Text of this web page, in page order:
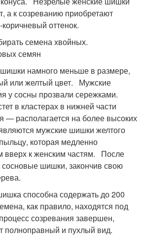
а к созреванию приобретают
оттенок.
намного меньше в размере,
или желтый цвет. Мужские
у сосны прозвали сережками.
в кластерах в нижней части
— располагается на более высоких
мужские шишки желтого
которая медленно
вверх к женским частям. После
шишки, закончив свою
способна содержать до 200
как правило, находятся под
созревания завершен,
полноправный и пухлый вид.